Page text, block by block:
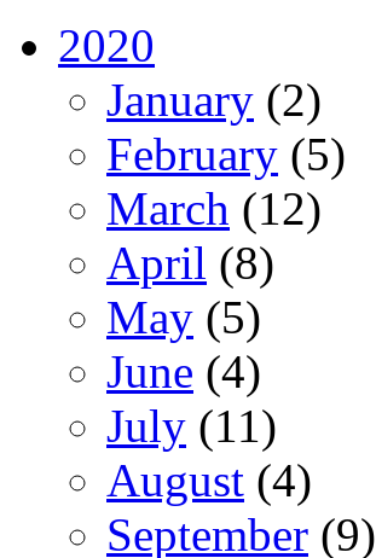
2020
January (2)
February (5)
March (12)
April (8)
May (5)
June (4)
July (11)
August (4)
September (9)